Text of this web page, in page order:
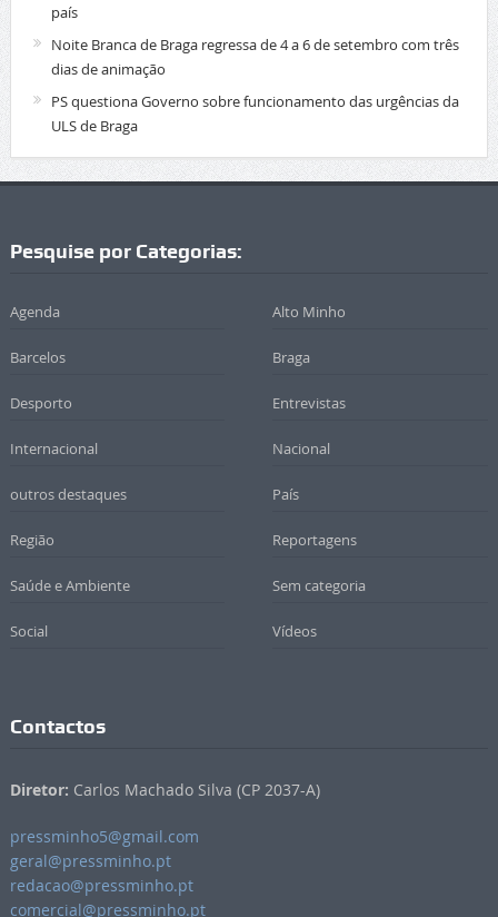
país
Noite Branca de Braga regressa de 4 a 6 de setembro com três
dias de animação
PS questiona Governo sobre funcionamento das urgências da
ULS de Braga
Pesquise por Categorias:
Agenda Alto Minho
Barcelos Braga
Desporto Entrevistas
Internacional Nacional
outros destaques País
Região Reportagens
Saúde e Ambiente Sem categoria
Social Vídeos
Contactos
Diretor: Carlos Machado Silva (CP 2037-A)
pressminho5@gmail.com
geral@pressminho.pt
redacao@pressminho.pt
comercial@pressminho.pt